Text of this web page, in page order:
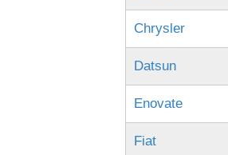
Chrysler
Datsun
Enovate
Fiat